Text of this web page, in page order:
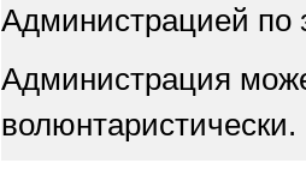
Администрацией по
Администрация
волюнтаристически.